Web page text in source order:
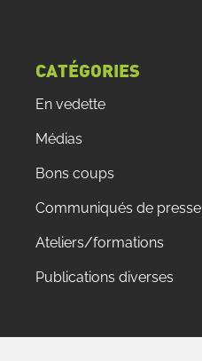
CATÉGORIES
En vedette
Médias
Bons coups
Communiqués de presse
Ateliers/formations
Publications diverses